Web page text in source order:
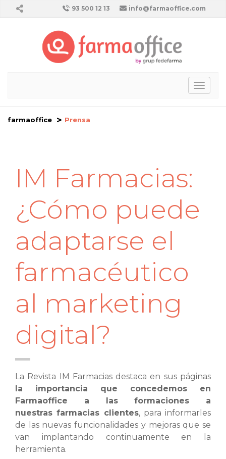
93 500 12 13 info@farmaoffice.com
farmaoffice Prensa
IM Farmacias:
¿Cómo puede
adaptarse el
farmacéutico
al marketing
digital?
La Revista IM Farmacias destaca en sus páginas
la importancia que concedemos en
Farmaoffice a las formaciones a
nuestras farmacias clientes, para informarles
de las nuevas funcionalidades y mejoras que se
van implantando continuamente en la
herramienta.